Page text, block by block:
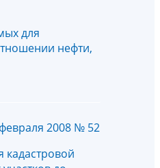
для
нефти,
2008 № 52
кадастровой